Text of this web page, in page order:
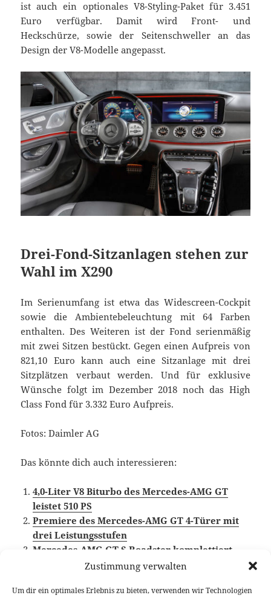
Zustimmung verwalten
Um dir ein optimales Erlebnis zu bieten, verwenden wir Technologien
ist auch ein optionales V8-Styling-Paket für 3.451
Euro verfügbar. Damit wird Front- und
Heckschürze, sowie der Seitenschweller an das
Design der V8-Modelle angepasst.
Drei-Fond-Sitzanlagen stehen zur
Wahl im X290
Im Serienumfang ist etwa das Widescreen-Cockpit
sowie die Ambientebeleuchtung mit 64 Farben
enthalten. Des Weiteren ist der Fond serienmäßig
mit zwei Sitzen bestückt. Gegen einen Aufpreis von
821,10 Euro kann auch eine Sitzanlage mit drei
Sitzplätzen verbaut werden. Und für exklusive
Wünsche folgt im Dezember 2018 noch das High
Class Fond für 3.332 Euro Aufpreis.
Fotos: Daimler AG
Das könnte dich auch interessieren:
4,0-Liter V8 Biturbo des Mercedes-AMG GT
leistet 510 PS
Premiere des Mercedes-AMG GT 4-Türer mit
drei Leistungsstufen
Mercedes-AMG GT S Roadster komplettiert
Open-Air-Angebot